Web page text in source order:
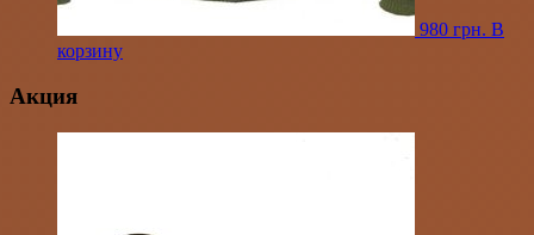
980 грн. В
корзину
Акция